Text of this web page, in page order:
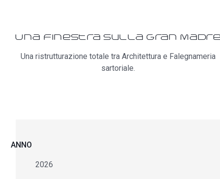
Una finestra sulla Gran
Una ristrutturazione totale tra Architettura e Falegnameria
sartoriale.
ANNO
2026